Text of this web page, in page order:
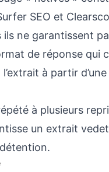
SEO et
ne garantissent
de réponse qui
à partir
à plusieurs
un extrait